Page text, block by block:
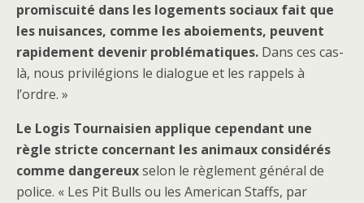
promiscuité dans les logements sociaux fait que
les nuisances, comme les aboiements, peuvent
rapidement devenir problématiques. Dans ces cas-
là, nous privilégions le dialogue et les rappels à
l’ordre. »
Le Logis Tournaisien applique cependant une
règle stricte concernant les animaux considérés
comme dangereuxselon le règlement général de
police. « Les Pit Bulls ou les American Staffs, par